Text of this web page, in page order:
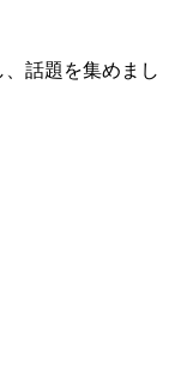
話題を集めまし